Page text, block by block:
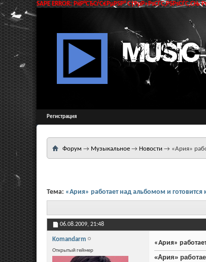
SAPE ERROR: РќР°СЂСѓС€РµРЅР°
Регистрация
Форум → Музыкальное → Новости → «Ария»
Тема: «Ария» работает над альбомом и
06.08.2009, 21:48
Komandarm
Открытый геймер
«Ария»
«Ария»